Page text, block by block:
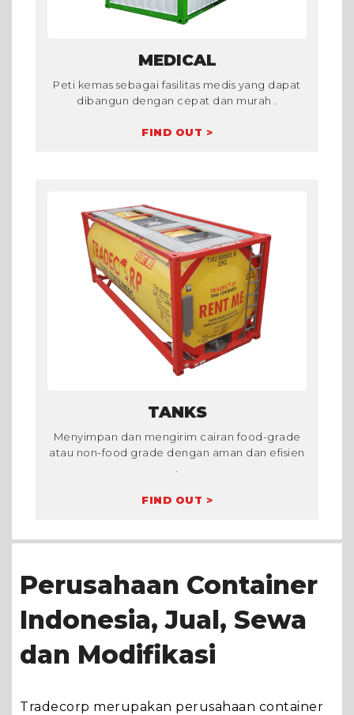
MEDICAL
Peti kemas sebagai fasilitas medis yang dapat
dibangun dengan cepat dan murah .
FIND OUT >
TANKS
Menyimpan dan mengirim cairan food-grade
atau non-food grade dengan aman dan efisien
FIND OUT >
Perusahaan Container
Indonesia, Jual, Sewa
dan Modifikasi
Tradecorp merupakan perusahaan container